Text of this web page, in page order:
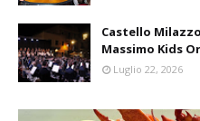
Castello
Massimo Kids
Luglio 22, 2026